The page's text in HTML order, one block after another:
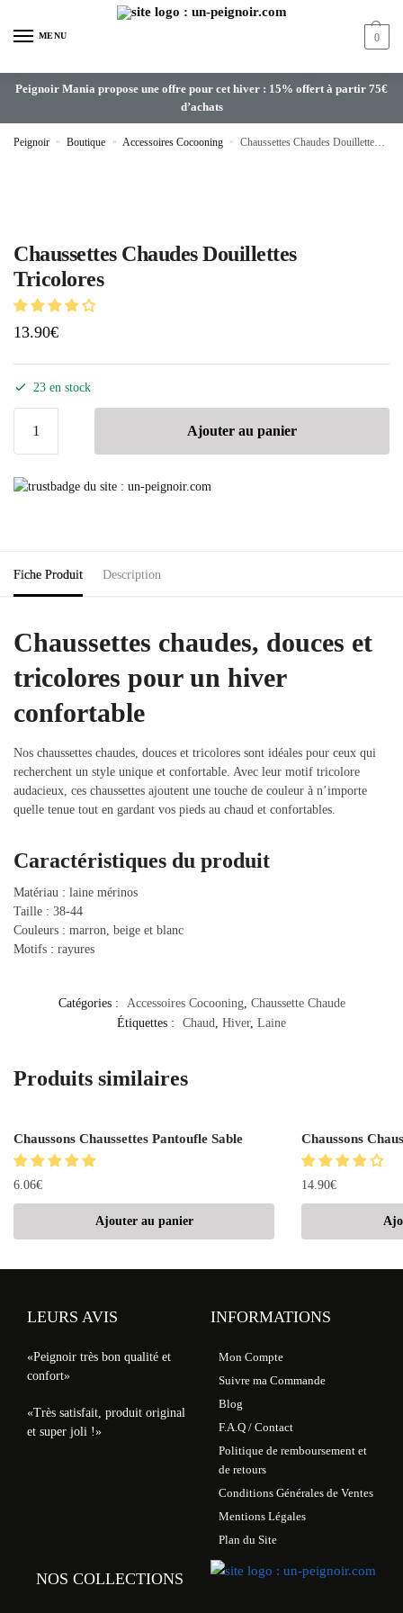
MENU 0
Peignoir Mania propose une offre pour cet hiver : 15% offert à partir 75€
d’achats
Peignoir » Boutique » Accessoires Cocooning » Chaussettes Chaudes Douillettes Tricolores
Chaussettes Chaudes Douillettes
Tricolores
13.90€
23 en stock
Ajouter au panier
Fiche Produit Description
Chaussettes chaudes, douces et
tricolores pour un hiver
confortable
Nos chaussettes chaudes, douces et tricolores sont idéales pour ceux qui
recherchent un style unique et confortable. Avec leur motif tricolore
audacieux, ces chaussettes ajoutent une touche de couleur à n’importe
quelle tenue tout en gardant vos pieds au chaud et confortables.
Caractéristiques du produit
Matériau : laine mérinos
Taille : 38-44
Couleurs : marron, beige et blanc
Motifs : rayures
Catégories : Accessoires Cocooning, Chaussette Chaude
Étiquettes :
Chaud, Hiver, Laine
Produits similaires
Chaussons Chaussettes Pantoufle Sable
6.06€
Ajouter au panier
Chaussons
14.90€
LEURS AVIS
«Peignoir très bon qualité et
confort»
«Très satisfait, produit original
et super joli !»
INFORMATIONS
Mon Compte
Suivre ma Commande
Blog
F.A.Q / Contact
Politique de remboursement et
de retours
Conditions Générales de Ventes
Mentions Légales
Plan du Site
NOS COLLECTIONS